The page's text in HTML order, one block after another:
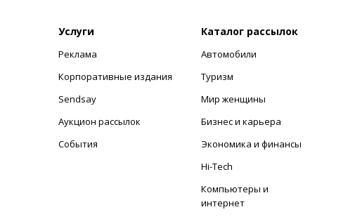
Услуги
Реклама
Корпоративные издания
Sendsay
Аукцион рассылок
События
Каталог рассылок
Автомобили
Туризм
Мир женщины
Бизнес и карьера
Экономика и финансы
Hi-Tech
Компьютеры и
интернет